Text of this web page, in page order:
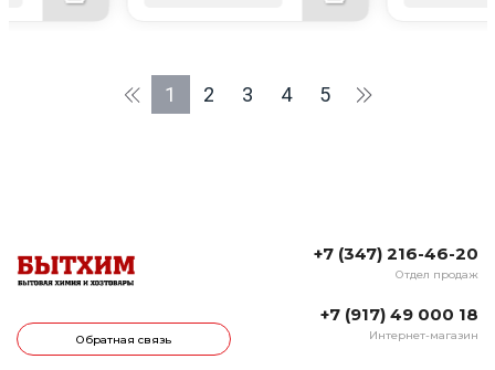
1 2 3 4 5
Обратная связь
+7 (347) 216-46-20
Отдел продаж
+7 (917) 49 000 18
Интернет-магазин